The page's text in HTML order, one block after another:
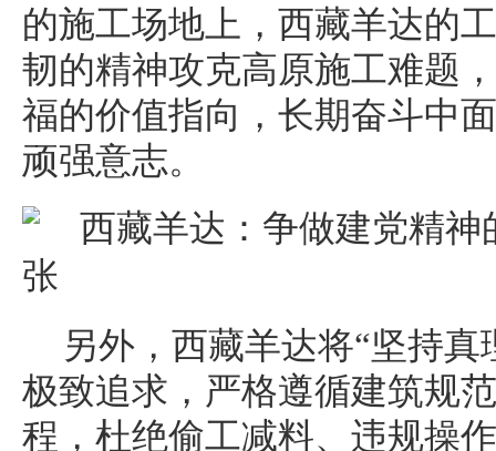
的施工场地上，西藏羊达的
韧的精神攻克高原施工难题
福的价值指向，长期奋斗中
顽强意志。
另外，西藏羊达将“坚持
极致追求，严格遵循建筑规
程，杜绝偷工减料、违规操